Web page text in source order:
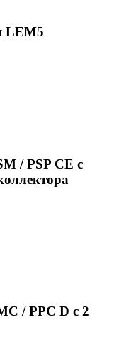
LEM5
/ PSP CE с
/ PPC D с 2